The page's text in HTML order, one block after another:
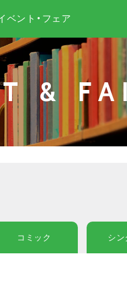
ベント・フェア
&
コミック シン